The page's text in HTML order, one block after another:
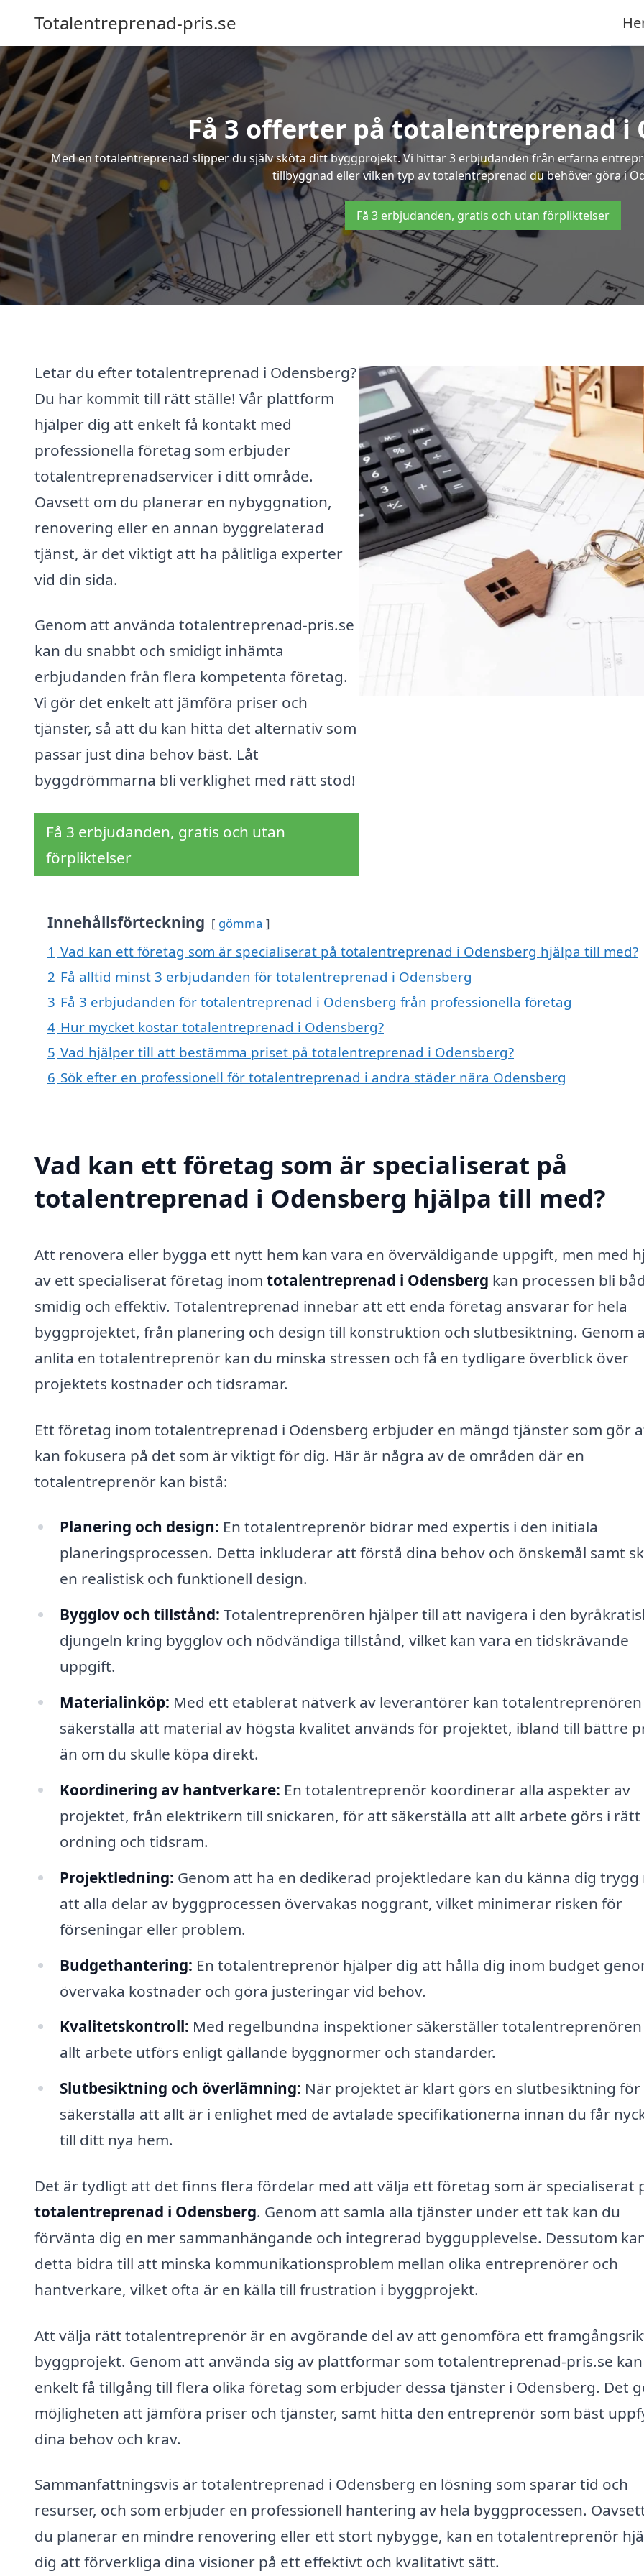
Totalentreprenad-pris.se
Få 3 offerter på totalentreprenad i
Med en totalentreprenad slipper du själv sköta ditt byggprojekt. Vi hittar 3 erbjudanden från erfarna
tillbyggnad eller vilken typ av totalentreprenad du behöver göra i
Få 3 erbjudanden, gratis och utan förpliktelser
Letar du efter totalentreprenad i Odensberg?
Du har kommit till rätt ställe! Vår plattform
hjälper dig att enkelt få kontakt med
professionella företag som erbjuder
totalentreprenadservicer i ditt område.
Oavsett om du planerar en nybyggnation,
renovering eller en annan byggrelaterad
tjänst, är det viktigt att ha pålitliga experter
vid din sida.
Genom att använda totalentreprenad-pris.se
kan du snabbt och smidigt inhämta
erbjudanden från flera kompetenta företag.
Vi gör det enkelt att jämföra priser och
tjänster, så att du kan hitta det alternativ som
passar just dina behov bäst. Låt
byggdrömmarna bli verklighet med rätt stöd!
Få 3 erbjudanden, gratis och utan
förpliktelser
Innehållsförteckning gömma
1 Vad kan ett företag som är specialiserat på totalentreprenad i Odensberg hjälpa till med?
2 Få alltid minst 3 erbjudanden för totalentreprenad i Odensberg
3 Få 3 erbjudanden för totalentreprenad i Odensberg från professionella företag
4 Hur mycket kostar totalentreprenad i Odensberg?
5 Vad hjälper till att bestämma priset på totalentreprenad i Odensberg?
6 Sök efter en professionell för totalentreprenad i andra städer nära Odensberg
Vad kan ett företag som är specialiserat på
totalentreprenad i Odensberg hjälpa till med?
Att renovera eller bygga ett nytt hem kan vara en överväldigande uppgift, men med
av ett specialiserat företag inom totalentreprenad i Odensberg kan processen bli
smidig och effektiv. Totalentreprenad innebär att ett enda företag ansvarar för hela
byggprojektet, från planering och design till konstruktion och slutbesiktning. Genom
anlita en totalentreprenör kan du minska stressen och få en tydligare överblick över
projektets kostnader och tidsramar.
Ett företag inom totalentreprenad i Odensberg erbjuder en mängd tjänster som gör
kan fokusera på det som är viktigt för dig. Här är några av de områden där en
totalentreprenör kan bistå:
Planering och design: En totalentreprenör bidrar med expertis i den initiala
planeringsprocessen. Detta inkluderar att förstå dina behov och önskemål samt
en realistisk och funktionell design.
Bygglov och tillstånd: Totalentreprenören hjälper till att navigera i den
djungeln kring bygglov och nödvändiga tillstånd, vilket kan vara en tidskrävande
uppgift.
Materialinköp: Med ett etablerat nätverk av leverantörer kan totalentreprenören
säkerställa att material av högsta kvalitet används för projektet, ibland till bättre
än om du skulle köpa direkt.
Koordinering av hantverkare: En totalentreprenör koordinerar alla aspekter av
projektet, från elektrikern till snickaren, för att säkerställa att allt arbete görs i rätt
ordning och tidsram.
Projektledning: Genom att ha en dedikerad projektledare kan du känna dig trygg
att alla delar av byggprocessen övervakas noggrant, vilket minimerar risken för
förseningar eller problem.
Budgethantering: En totalentreprenör hjälper dig att hålla dig inom budget
övervaka kostnader och göra justeringar vid behov.
Kvalitetskontroll: Med regelbundna inspektioner säkerställer
allt arbete utförs enligt gällande byggnormer och standarder.
Slutbesiktning och överlämning: När projektet är klart görs en slutbesiktning
säkerställa att allt är i enlighet med de avtalade specifikationerna innan du får
till ditt nya hem.
Det är tydligt att det finns flera fördelar med att välja ett företag som är specialiserat
totalentreprenad i Odensberg. Genom att samla alla tjänster under ett tak kan du
förvänta dig en mer sammanhängande och integrerad byggupplevelse. Dessutom
detta bidra till att minska kommunikationsproblem mellan olika entreprenörer och
hantverkare, vilket ofta är en källa till frustration i byggprojekt.
Att välja rätt totalentreprenör är en avgörande del av att genomföra ett
byggprojekt. Genom att använda sig av plattformar som totalentreprenad-pris.se
enkelt få tillgång till flera olika företag som erbjuder dessa tjänster i Odensberg. Det
möjligheten att jämföra priser och tjänster, samt hitta den entreprenör som bäst
dina behov och krav.
Sammanfattningsvis är totalentreprenad i Odensberg en lösning som sparar tid och
resurser, och som erbjuder en professionell hantering av hela byggprocessen.
du planerar en mindre renovering eller ett stort nybygge, kan en totalentreprenör
dig att förverkliga dina visioner på ett effektivt och kvalitativt sätt.